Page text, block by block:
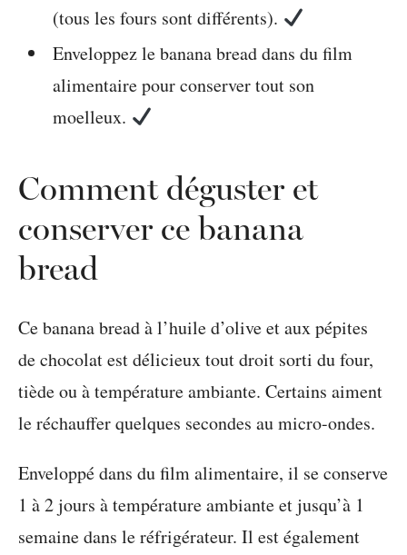
(tous les fours sont différents).
Enveloppez le banana bread dans du film
alimentaire pour conserver tout son
moelleux.
Comment déguster et
conserver ce banana
bread
Ce banana bread à l’huile d’olive et aux pépites
de chocolat est délicieux tout droit sorti du four,
tiède ou à température ambiante. Certains aiment
le réchauffer quelques secondes au micro-ondes.
Enveloppé dans du film alimentaire, il se conserve
1 à 2 jours à température ambiante et jusqu’à 1
semaine dans le réfrigérateur. Il est également